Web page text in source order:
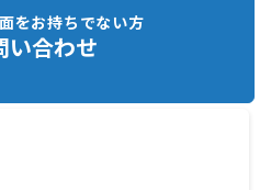
をお持ちでない方
い合わせ